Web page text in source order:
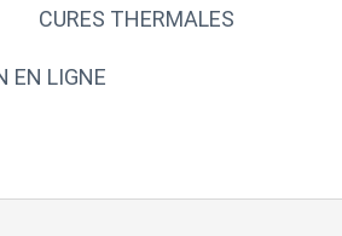
CURES THERMALES
EN LIGNE